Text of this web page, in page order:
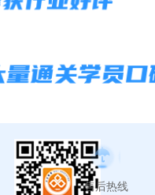
售后热线